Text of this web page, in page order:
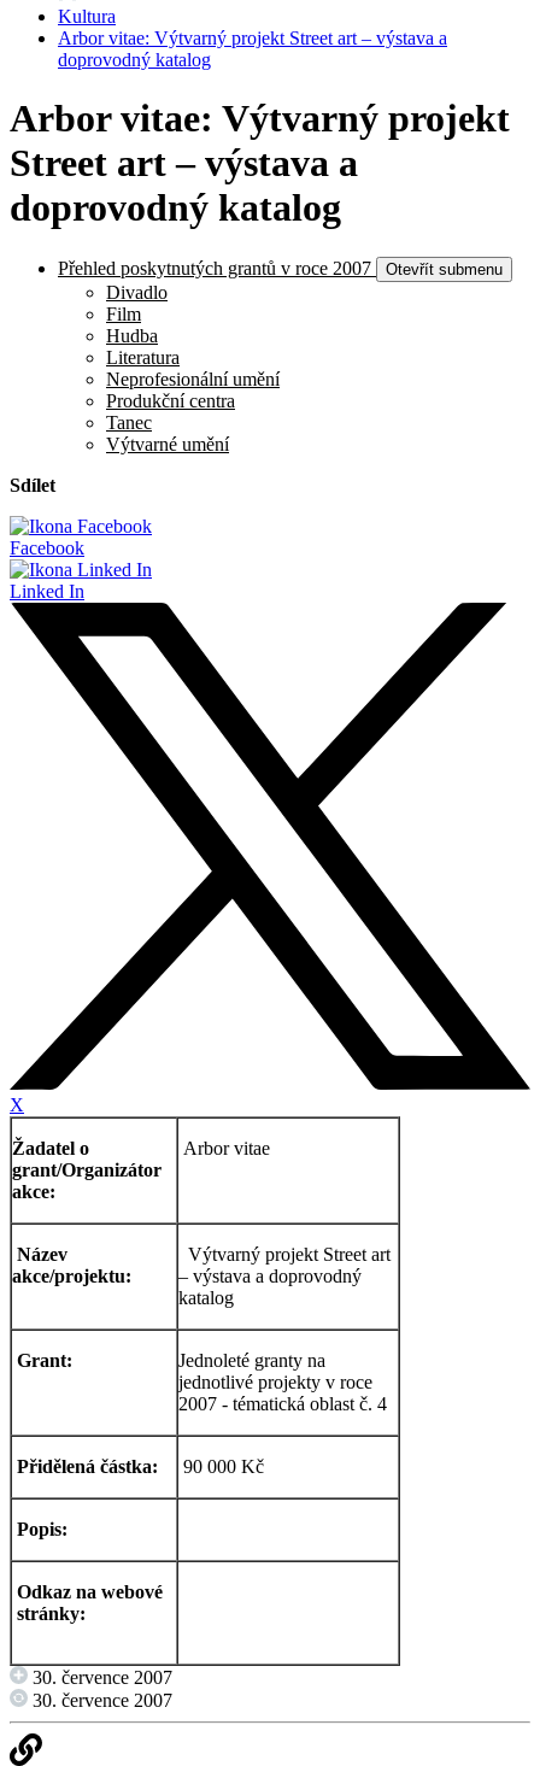
Kultura
Arbor vitae: Výtvarný projekt Street art – výstava a
doprovodný katalog
Arbor vitae: Výtvarný projekt
Street art – výstava a
doprovodný katalog
Přehled poskytnutých grantů v roce 2007 Otevřít submenu
Divadlo
Film
Hudba
Literatura
Neprofesionální umění
Produkční centra
Tanec
Výtvarné umění
Sdílet
Facebook
Linked In
X
Žadatel o
grant/Organizátor
akce:
Arbor vitae
Název
akce/projektu:
Výtvarný projekt Street art
– výstava a doprovodný
katalog
Grant:
Jednoleté granty na
jednotlivé projekty v roce
2007 - tématická oblast č. 4
Přidělená částka: 90 000 Kč
Popis:
Odkaz na webové
stránky:
30. července 2007
30. července 2007